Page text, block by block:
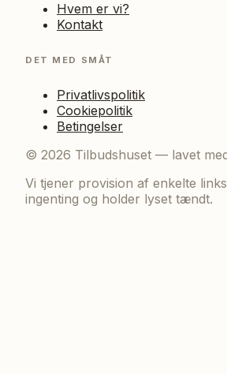
Hvem er vi?
Kontakt
DET MED SMÅT
Privatlivspolitik
Cookiepolitik
Betingelser
© 2026 Tilbudshuset — lavet
Vi tjener provision af enkelte
ingenting og holder lyset tændt.